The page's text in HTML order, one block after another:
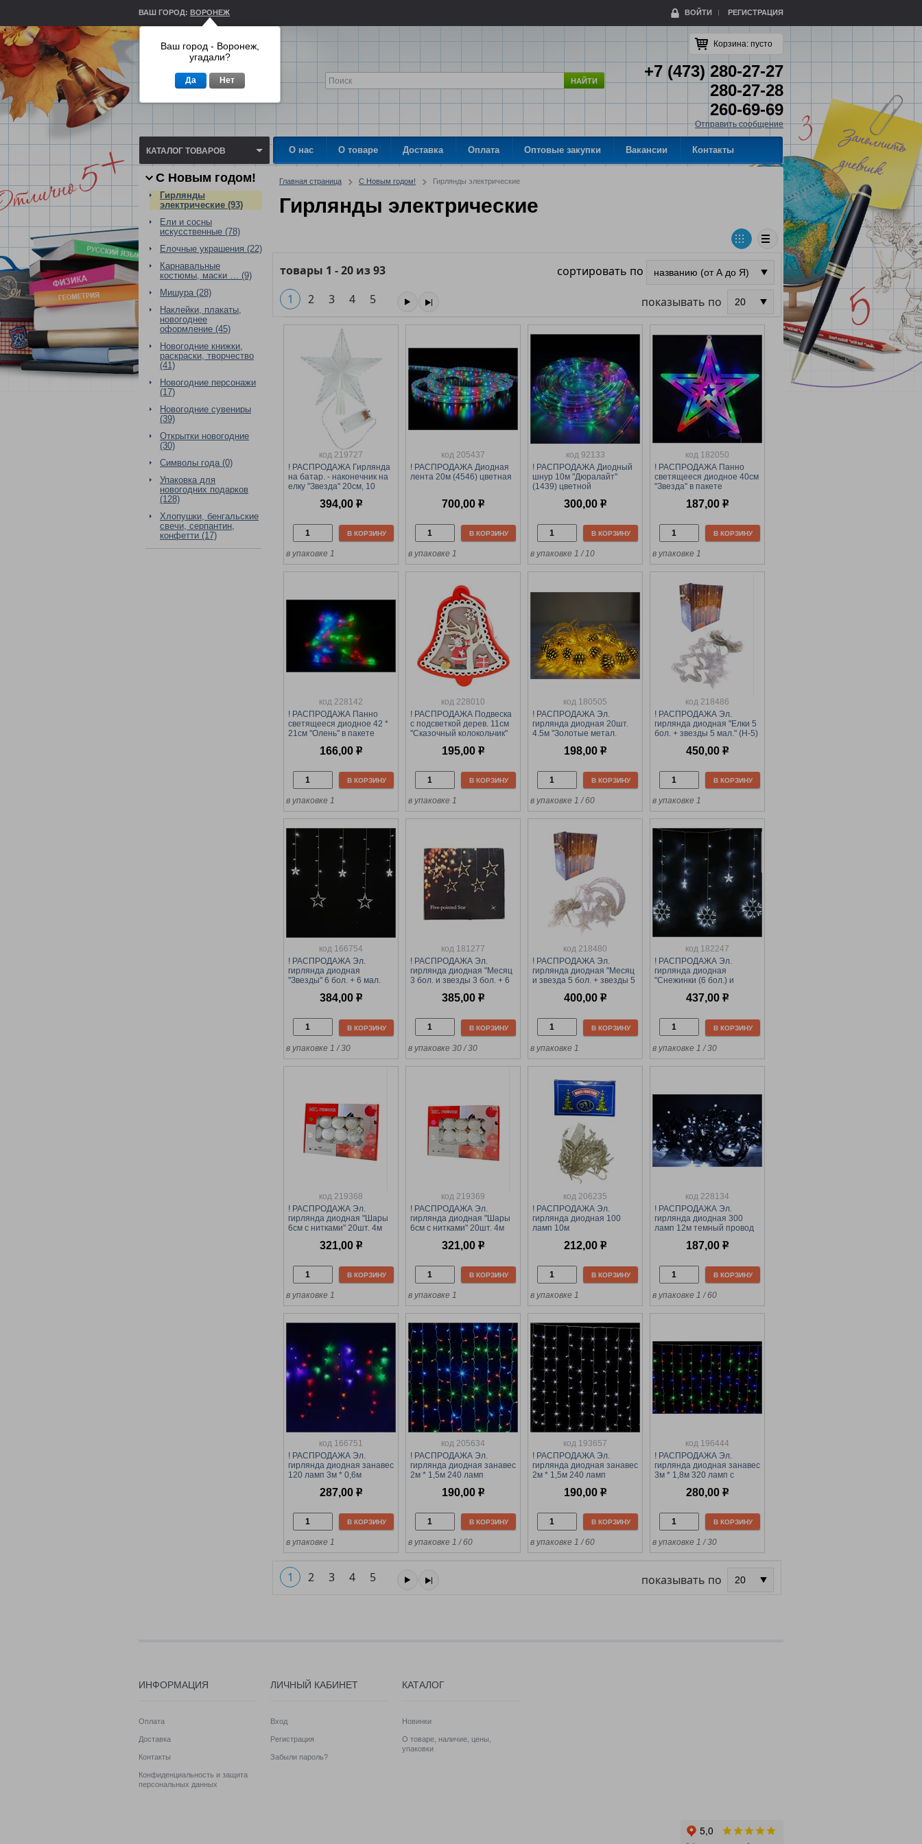
ВАШ ГОРОД: ВОРОНЕЖ ВОЙТИ РЕГИСТРАЦИЯ
НАЙТИ
Корзина: пусто
+7 (473) 280-27-27
280-27-28
260-69-69
Отправить сообщение
КАТАЛОГ ТОВАРОВ О нас О товаре Доставка Оплата Оптовые закупки Вакансии Контакты
С Новым годом!
Гирлянды
электрические (93)
Ели и сосны
искусственные (78)
Елочные украшения (22)
Карнавальные
костюмы, маски … (9)
Мишура (28)
Наклейки, плакаты,
новогоднее
оформление (45)
Новогодние книжки,
раскраски, творчество
(41)
Новогодние персонажи
(17)
Новогодние сувениры
(39)
Открытки новогодние
(30)
Символы года (0)
Упаковка для
новогодних подарков
(128)
Хлопушки, бенгальские
свечи, серпантин,
конфетти (17)
Главная страница С Новым годом! Гирлянды электрические
Гирлянды электрические
сортировать по
товары 1 -20 из93
1
2 3 4 5 показывать по
код 219727
! РАСПРОДАЖА Гирлянда
на батар. - наконечник на
елку "Звезда" 20см, 10
394,00 р
В КОРЗИНУ
в упаковке 1
код 205437
! РАСПРОДАЖА Диодная
лента 20м (4546) цветная
700,00 р
В КОРЗИНУ
в упаковке 1
код 92133
! РАСПРОДАЖА Диодный
шнур 10м "Дюралайт"
(1439) цветной
300,00 р
В КОРЗИНУ
в упаковке 1 / 10
код 182050
! РАСПРОДАЖА Панно
светящееся диодное 40см
"Звезда" в пакете
187,00 р
В КОРЗИНУ
в упаковке 1
код 228142
! РАСПРОДАЖА Панно
светящееся диодное 42 *
21см "Олень" в пакете
166,00 р
В КОРЗИНУ
в упаковке 1
код 228010
! РАСПРОДАЖА Подвеска
с подсветкой дерев. 11см
"Сказочный колокольчик"
195,00 р
В КОРЗИНУ
в упаковке 1
код 180505
! РАСПРОДАЖА Эл.
гирлянда диодная 20шт.
4.5м "Золотые метал.
свет, в тубе198,00 р
В КОРЗИНУ
в упаковке 1 / 60
код 218486
! РАСПРОДАЖА Эл.
гирлянда диодная "Елки 5
бол. + звезды 5 мал." (Н-5)
450,00 р
В КОРЗИНУ
в упаковке 1
код 166754
! РАСПРОДАЖА Эл.
гирлянда диодная
"Звезды" 6 бол. + 6 мал.
белый свет, в коробке
384,00 р
В КОРЗИНУ
в упаковке 1 / 30
код 181277
! РАСПРОДАЖА Эл.
гирлянда диодная "Месяц
3 бол. и звезды 3 бол. + 6
СА-503) тёплый белый
385,00 р
В КОРЗИНУ
в упаковке 30 / 30
код 218480
! РАСПРОДАЖА Эл.
гирлянда диодная "Месяц
и звезда 5 бол. + звезды 5
пластик, в коробке
400,00 р
В КОРЗИНУ
в упаковке 1
код 182247
! РАСПРОДАЖА Эл.
гирлянда диодная
"Снежинки (6 бол.) и
(10МР3) белый свет
437,00 р
В КОРЗИНУ
в упаковке 1 / 30
код 219368
! РАСПРОДАЖА Эл.
гирлянда диодная "Шары
6см с нитками" 20шт. 4м
321,00 р
В КОРЗИНУ
в упаковке 1
код 219369
! РАСПРОДАЖА Эл.
гирлянда диодная "Шары
6см с нитками" 20шт. 4м
321,00 р
В КОРЗИНУ
в упаковке 1
код 206235
! РАСПРОДАЖА Эл.
гирлянда диодная 100
ламп 10м
и длина (KRV-159) синяя
212,00 р
В КОРЗИНУ
в упаковке 1
код 228134
! РАСПРОДАЖА Эл.
гирлянда диодная 300
ламп 12м темный провод
белая, в тубе
187,00 р
В КОРЗИНУ
в упаковке 1 / 60
код 166751
! РАСПРОДАЖА Эл.
гирлянда диодная занавес
120 ламп 3м * 0,6м
и размеры (KRV-066)
287,00 р
В КОРЗИНУ
в упаковке 1
код 205634
! РАСПРОДАЖА Эл.
гирлянда диодная занавес
2м * 1,5м 240 ламп
190,00 р
В КОРЗИНУ
в упаковке 1 / 60
код 193657
! РАСПРОДАЖА Эл.
гирлянда диодная занавес
2м * 1,5м 240 ламп
белая, в тубе
190,00 р
В КОРЗИНУ
в упаковке 1 / 60
код 196444
! РАСПРОДАЖА Эл.
гирлянда диодная занавес
3м * 1,8м 320 ламп с
цветная, в тубе
280,00 р
В КОРЗИНУ
в упаковке 1 / 30
1 2 3 4 5 показывать по
ИНФОРМАЦИЯ
Оплата
Доставка
Контакты
Конфиденциальность и защита
персональных данных
ЛИЧНЫЙ КАБИНЕТ
Вход
Регистрация
Забыли пароль?
КАТАЛОГ
Новинки
О товаре, наличие, цены,
упаковки
Ваш город - Воронеж,
угадали?
Да Нет